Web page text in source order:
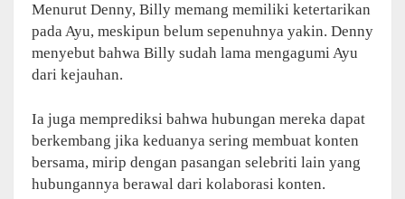
Menurut Denny, Billy memang memiliki ketertarikan
pada Ayu, meskipun belum sepenuhnya yakin. Denny
menyebut bahwa Billy sudah lama mengagumi Ayu
dari kejauhan.
Ia juga memprediksi bahwa hubungan mereka dapat
berkembang jika keduanya sering membuat konten
bersama, mirip dengan pasangan selebriti lain yang
hubungannya berawal dari kolaborasi konten.